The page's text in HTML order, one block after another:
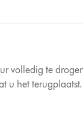
volledig te
u het terugplaatst.